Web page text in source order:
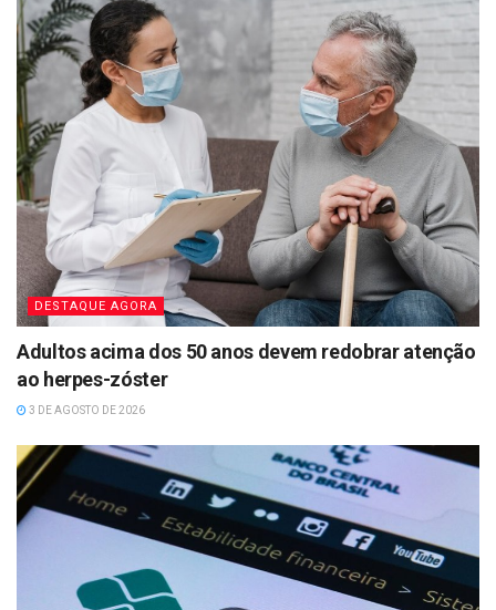
DESTAQUE AGORA
Adultos acima dos 50 anos devem redobrar atenção
ao herpes-zóster
3 DE AGOSTO DE 2026